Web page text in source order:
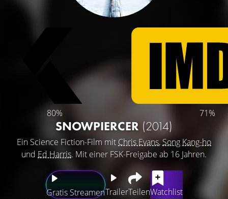
80% 71%
SNOWPIERCER (2014)
Ein Science Fiction-Film mit Chris Evans,Song Kang-ho
und Ed Harris. Mit einer FSK-Freigabe ab 16 Jahren.
Gratis StreamenTrailerTeilenWatchlist